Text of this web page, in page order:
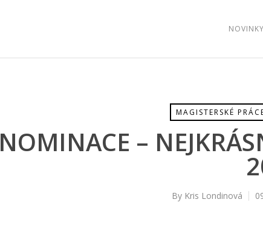
NOVINKY
MAGISTERSKÉ
NOMINACE –
By Kris Londinová